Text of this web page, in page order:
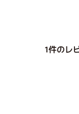
1件のレ